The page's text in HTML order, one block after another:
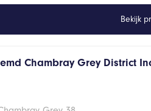
Bekijk
Chambray Grey District